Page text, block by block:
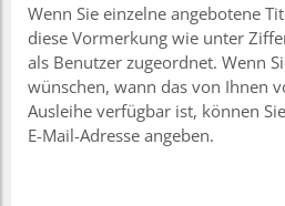
Wenn Sie einzelne angebotene
diese Vormerkung wie unter
als Benutzer zugeordnet. Wenn
wünschen, wann das von Ihnen
Ausleihe verfügbar ist, können
E-Mail-Adresse angeben.